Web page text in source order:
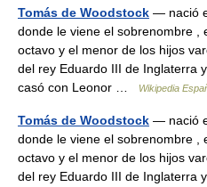
Tomás de Woodstock — nació
donde le viene el sobrenombre ,
octavo y el menor de los hijos
del rey Eduardo III de Inglaterra
casó con Leonor …
Wikipedia
Tomás de Woodstock — nació
donde le viene el sobrenombre ,
octavo y el menor de los hijos
del rey Eduardo III de Inglaterra